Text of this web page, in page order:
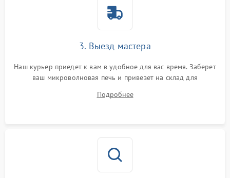
3. Выезд мастера
Наш курьер приедет к вам в удобное для вас время. Заберет
ваш микроволновая печь и привезет на склад для
Подробнее